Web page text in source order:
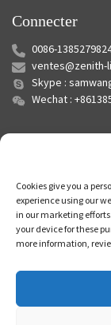
Connecter
0086-
ventes@zenith-
Skype :
Wechat :
© Copyright -
Cookies give you a
experience using our
in our marketing
your device for these
more information,